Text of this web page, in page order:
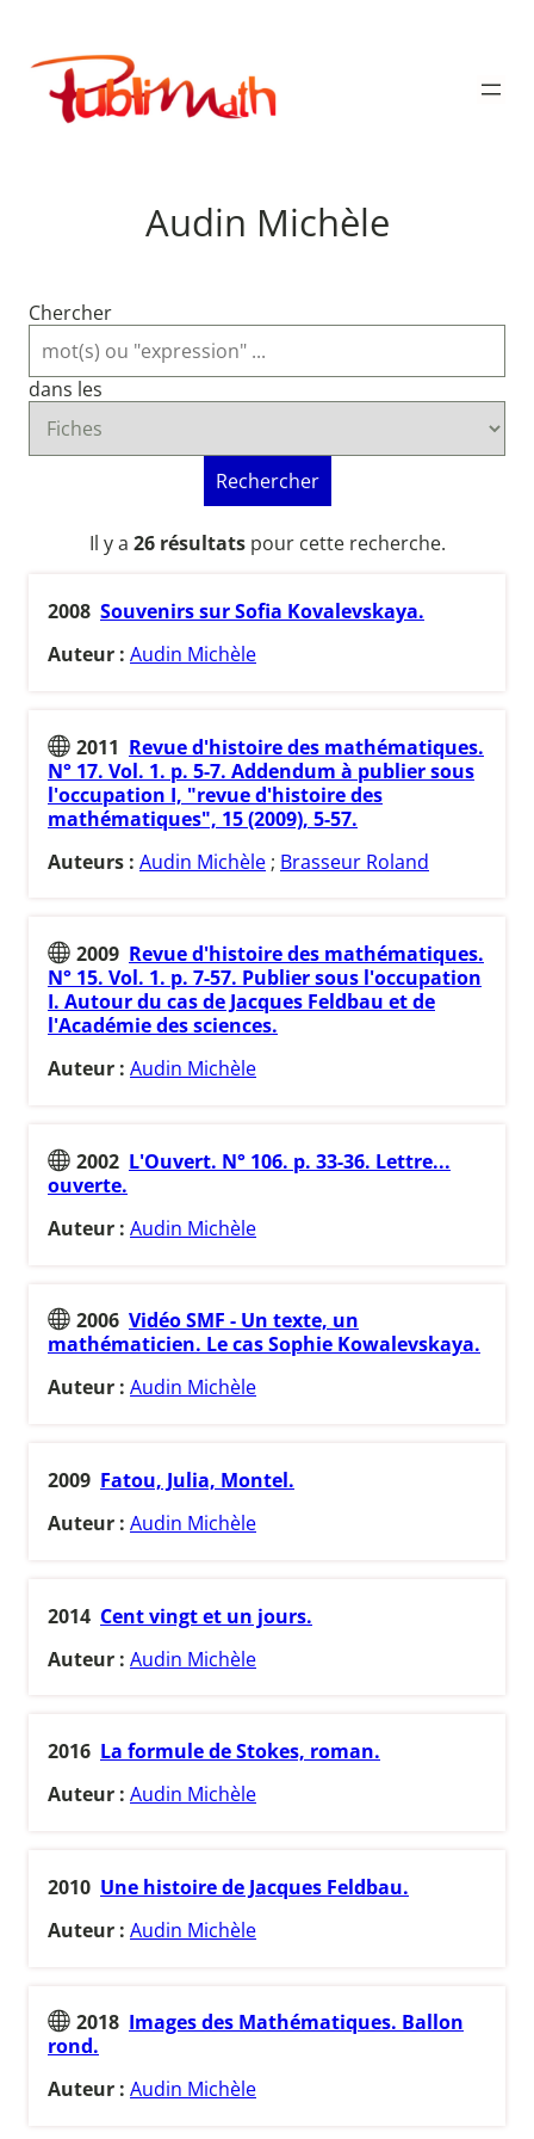
contenu
Publimath
Audin Michèle
Chercher
dans les
Rechercher
Il y a 26 résultatspour cette recherche.
2008 Souvenirs sur Sofia Kovalevskaya.
Auteur : Audin Michèle
2011 Revue d'histoire des mathématiques.
N° 17. Vol. 1. p. 5-7. Addendum à publier sous
l'occupation I, "revue d'histoire des
mathématiques", 15 (2009), 5-57.
Auteurs : Audin Michèle ; Brasseur Roland
2009 Revue d'histoire des mathématiques.
N° 15. Vol. 1. p. 7-57. Publier sous l'occupation
I. Autour du cas de Jacques Feldbau et de
l'Académie des sciences.
Auteur : Audin Michèle
2002 L'Ouvert. N° 106. p. 33-36. Lettre...
ouverte.
Auteur : Audin Michèle
2006 Vidéo SMF - Un texte, un
mathématicien. Le cas Sophie Kowalevskaya.
Auteur : Audin Michèle
2009 Fatou, Julia, Montel.
Auteur : Audin Michèle
2014 Cent vingt et un jours.
Auteur : Audin Michèle
2016 La formule de Stokes, roman.
Auteur : Audin Michèle
2010 Une histoire de Jacques Feldbau.
Auteur : Audin Michèle
2018 Images des Mathématiques. Ballon
rond.
Auteur : Audin Michèle